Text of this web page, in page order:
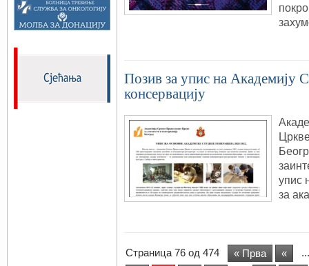
Позив за упис на Академију
консервацију
упис
за
Страница 76 од 474 « Прва «
...